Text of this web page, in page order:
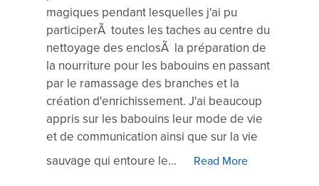
magiques pendant lesquelles j'ai pu
participerÃ toutes les taches au centre du
nettoyage des enclosÃ la préparation de
la nourriture pour les babouins en passant
par le ramassage des branches et la
création d'enrichissement. J'ai beaucoup
appris sur les babouins leur mode de vie
et de communication ainsi que sur la vie
sauvage qui entoure le...
Read More